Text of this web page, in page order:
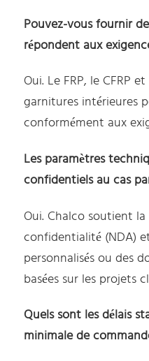
Pouvez-vous fournir
répondent aux
Oui. Le FRP, le CFRP
garnitures intérieures
conformément aux
Les paramètres
confidentiels au cas
Oui. Chalco soutient
confidentialité (NDA)
personnalisés ou des
basées sur les projets
Quels sont les délais
minimale de